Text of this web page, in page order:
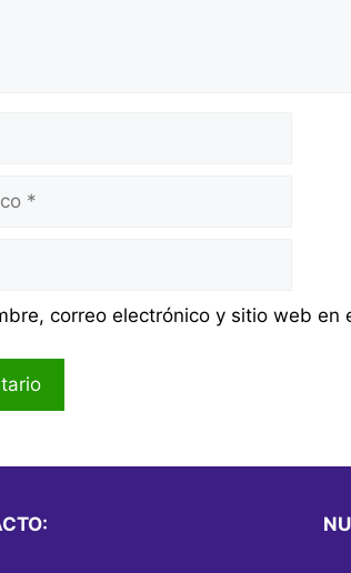
correo electrónico y sitio web